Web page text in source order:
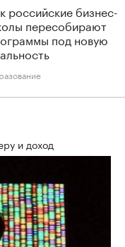
российские бизнес-
пересобирают
под новую
и доход